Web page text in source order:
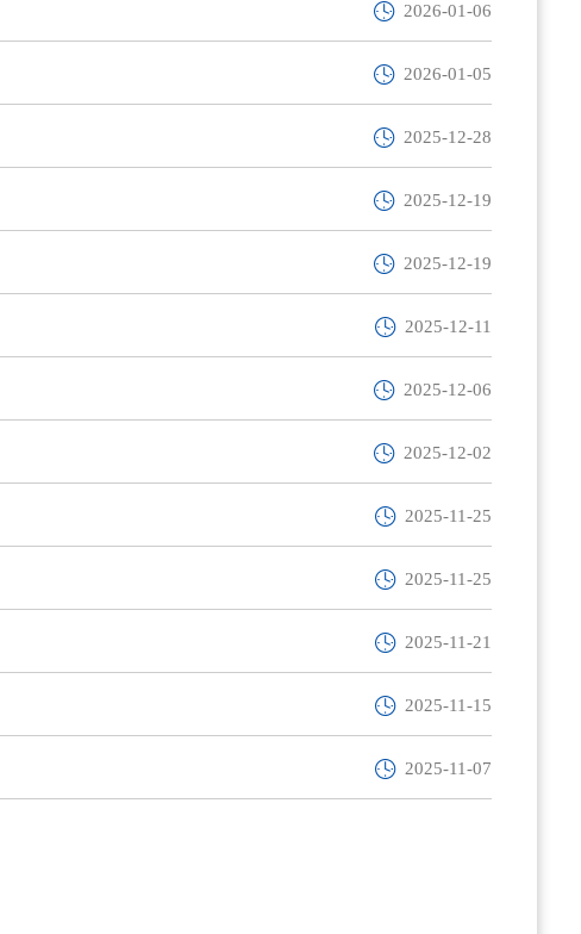
2026-01-06
2026-01-05
2025-12-28
2025-12-19
2025-12-19
2025-12-11
2025-12-06
2025-12-02
2025-11-25
2025-11-25
2025-11-21
2025-11-15
2025-11-07